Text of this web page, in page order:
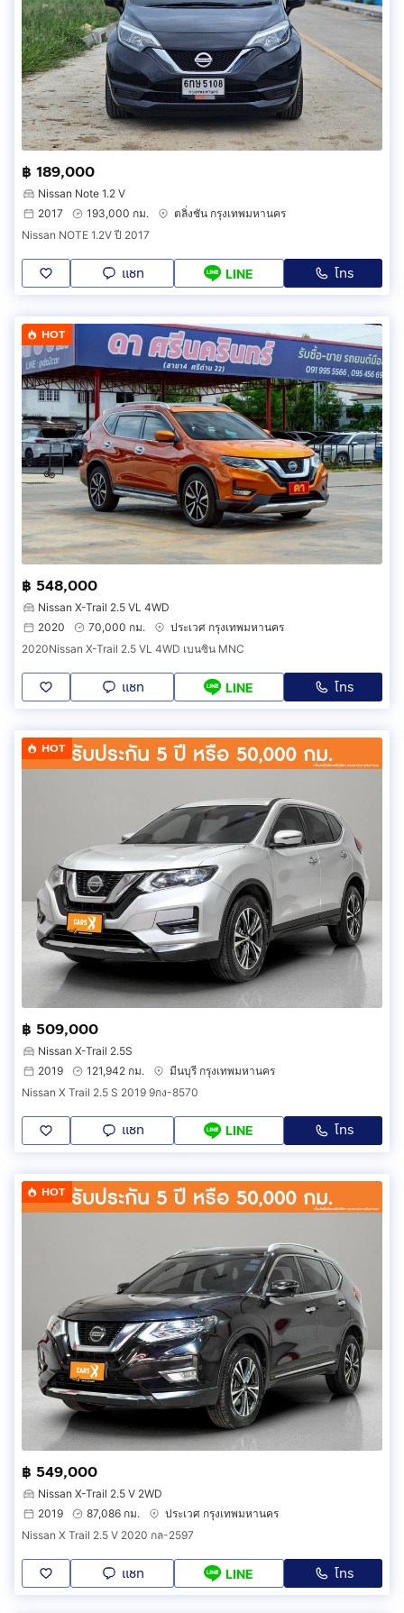
฿ 189,000
Nissan Note 1.2 V
2017
193,000 กม.
ตลิ่งชัน กรุงเทพมหานคร
Nissan NOTE 1.2V ปี 2017
แชท LINE โทร
HOT
฿ 548,000
Nissan X-Trail 2.5 VL 4WD
2020
70,000 กม.
ประเวศ กรุงเทพมหานคร
2020Nissan X-Trail 2.5 VL 4WD เบนซิน MNC
แชท LINE โทร
HOT
฿ 509,000
Nissan X-Trail 2.5S
2019
121,942 กม.
มีนบุรี กรุงเทพมหานคร
Nissan X Trail 2.5 S 2019 9กง-8570
แชท LINE โทร
HOT
฿ 549,000
Nissan X-Trail 2.5 V 2WD
2019
87,086 กม.
ประเวศ กรุงเทพมหานคร
Nissan X Trail 2.5 V 2020 กล-2597
แชท LINE โทร